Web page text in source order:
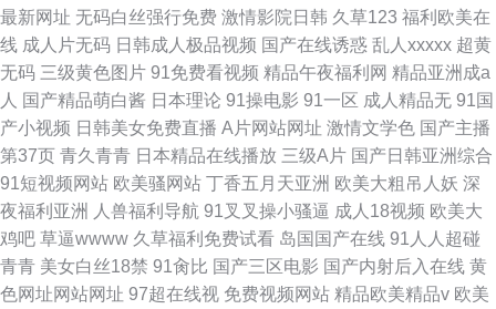
最新网址 无码白丝强行免费 激情影院日韩 久草123 福利欧美在
线 成人片无码 日韩成人极品视频 国产在线诱惑 乱人xxxxx 超黄
无码 三级黄色图片 91免费看视频 精品午夜福利网 精品亚洲成a
人 国产精品萌白酱 日本理论 91操电影 91一区 成人精品无 91国
产小视频 日韩美女免费直播 A片网站网址 激情文学色 国产主播
第37页 青久青青 日本精品在线播放 三级A片 国产日韩亚洲综合
91短视频网站 欧美骚网站 丁香五月天亚洲 欧美大粗吊人妖 深
夜福利亚洲
人兽福利导航 91叉叉操小骚逼 成人18视频 欧美大
鸡吧 草逼wwww 久草福利免费试看 岛国国产在线 91人人超碰
青青 美女白丝18禁 91肏比 国产三区电影 国产内射后入在线 黄
色网址网站网址 97超在线视 免费视频网站 精品欧美精品v 欧美